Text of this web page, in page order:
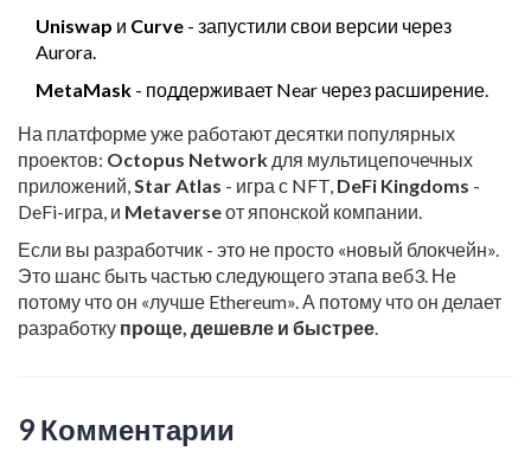
Uniswap и Curve - запустили свои версии через
Aurora.
MetaMask - поддерживает Near через расширение.
На платформе уже работают десятки популярных
проектов: Octopus Network для мультицепочечных
приложений, Star Atlas - игра с NFT, DeFi Kingdoms -
DeFi-игра, и Metaverseот японской компании.
Если вы разработчик - это не просто «новый блокчейн».
Это шанс быть частью следующего этапа веб3. Не
потому что он «лучше Ethereum». А потому что он делает
разработку проще, дешевле и быстрее
9 Комментарии